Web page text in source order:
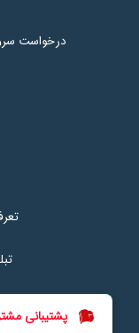
درخواست